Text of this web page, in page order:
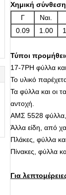
Χημική
Γ
Ναι.
0.09
1.00
Τύποι
17-7PH φύλλα
Το υλικό
Τα φύλλα και οι
αντοχή.
ΑΜΣ 5528 φύλλα,
Άλλα είδη, από
Πλάκες, φύλλα
Πίνακες, φύλλα
Για